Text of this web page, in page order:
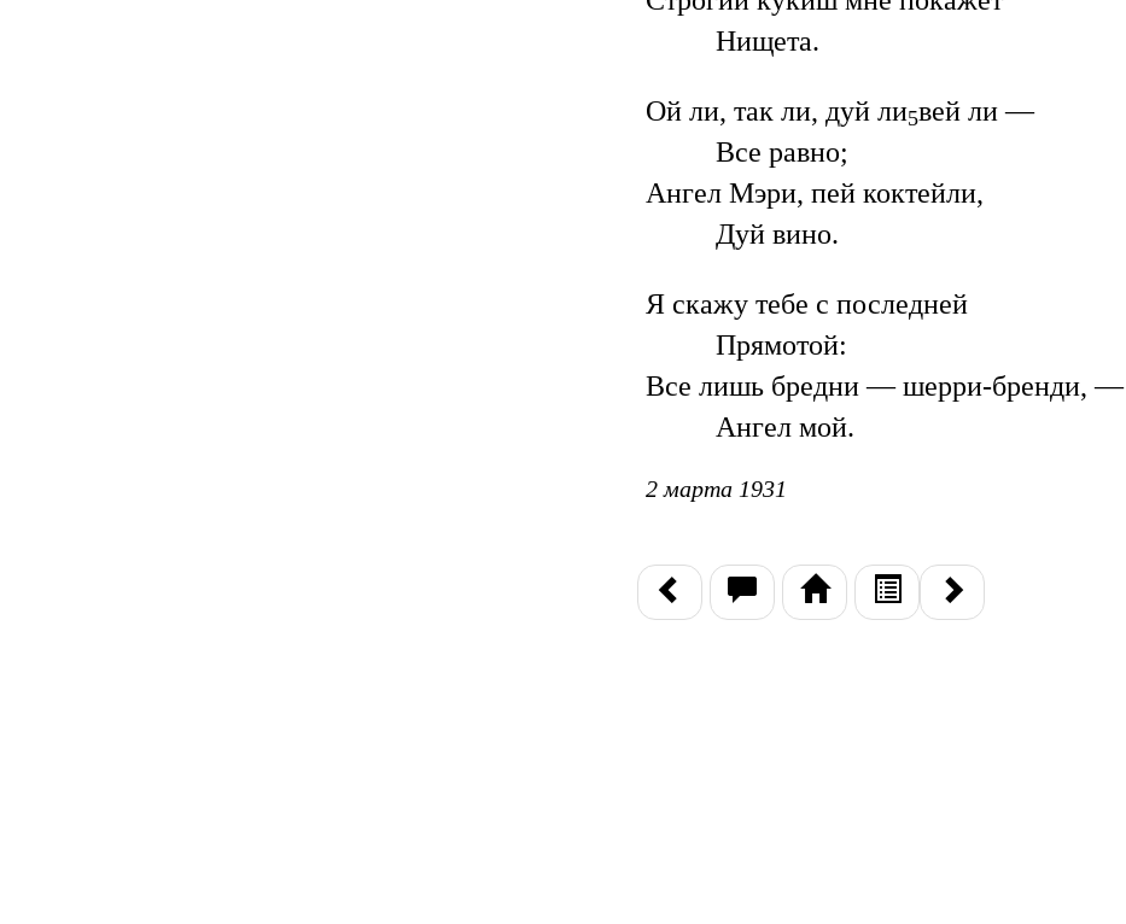
Нищета.
Ой ли, так ли, дуй ли5вей ли —
Все равно;
Ангел Мэри, пей коктейли,
Дуй вино.
Я скажу тебе с последней
Прямотой:
Все лишь бредни — шерри-бренди, —
Ангел мой.
2 марта 1931